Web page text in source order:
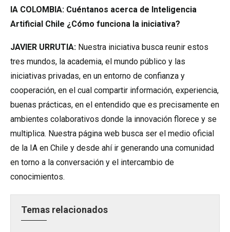
IA COLOMBIA: Cuéntanos acerca de Inteligencia
Artificial Chile ¿Cómo funciona la iniciativa?
JAVIER URRUTIA: Nuestra iniciativa busca reunir estos
tres mundos, la academia, el mundo público y las
iniciativas privadas, en un entorno de confianza y
cooperación, en el cual compartir información, experiencia,
buenas prácticas, en el entendido que es precisamente en
ambientes colaborativos donde la innovación florece y se
multiplica. Nuestra página web busca ser el medio oficial
de la IA en Chile y desde ahí ir generando una comunidad
en torno a la conversación y el intercambio de
conocimientos.
Temas relacionados